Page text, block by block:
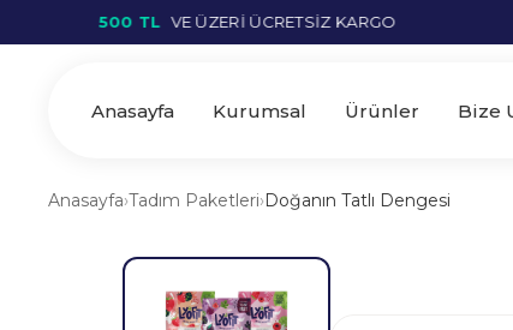
500 TL VE ÜZERİ ÜCRETSIZ KARGO
Anasayfa Kurumsal Ürünler Bize
Anasayfa›Tadım Paketleri›Doğanın Tatlı Dengesi